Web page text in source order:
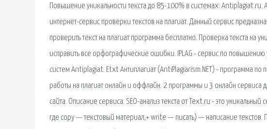
Повышение уникальности текста до 85-100% в системах: Antiplagiat.ru.
интернет-сервис проверки текстов на плагиат. Данный сервис
проверить текст на плагиат программа бесплатно. Проверка текста на
исправить все орфографические ошибки. IPLAG - сервис по повышению
систем Antiplagiat. Etxt Антиплагиат (AntiPlagiarism.NET) - программа по
работы на плагиат онлайн и оффлайн. 2 программы и 3 онлайн сервиса
сайта. Описание сервиса. SEO-анализ текста от Text.ru - это
где copy — текстовый материал,+ write — писать) — написание текстов.